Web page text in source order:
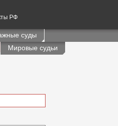
РФ
суды
Мировые судьи